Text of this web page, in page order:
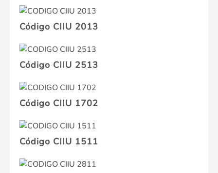
Código CIIU 2013
Código CIIU 2513
Código CIIU 1702
Código CIIU 1511